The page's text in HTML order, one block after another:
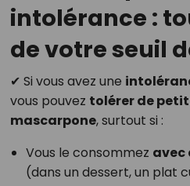
intolérance :
de votre seuil
✔ Si vous avez une
vous pouvez tolérer de
mascarpone, surtout si :
Vous le consommez avec
(dans un dessert, un plat